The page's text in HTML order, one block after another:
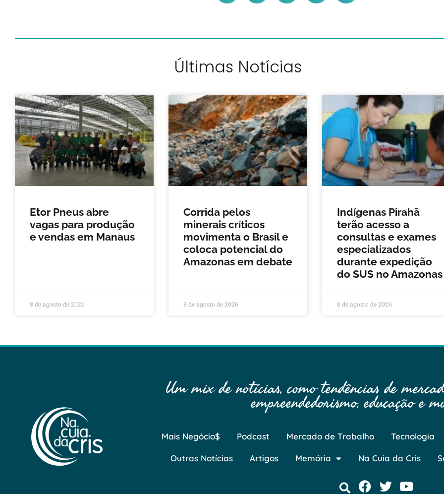
Últimas Notícias
Etor Pneus abre
vagas para produção
e vendas em Manaus
8 de agosto de 2026
Corrida pelos
minerais críticos
movimenta o Brasil e
coloca potencial do
Amazonas em debate
8 de agosto de 2026
Indígenas Pirahã
terão acesso a
consultas e exames
especializados
durante expedição
do SUS no Amazonas
8 de agosto de 2026
Um mix de notícias, como tendências de
empreendedorismo, educação e
Mais Negócio$ Podcast Mercado de Trabalho Tecnologia
Outras Notícias Artigos Memória Na Cuia da Cris